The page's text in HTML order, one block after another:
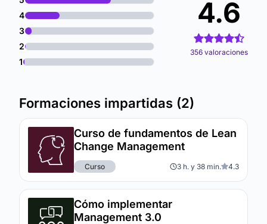
4.6
356 valoraciones
4
3
2
1
Formaciones impartidas (2)
Curso de fundamentos de Lean
Change Management
Curso 3 h. y 38 min. 4.3
Cómo implementar
Management 3.0